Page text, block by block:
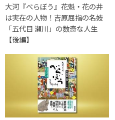
大河『べらぼう』花魁・花の井
は実在の人物！吉原屈指の名妓
「五代目 瀬川」の数奇な人生
【後編】